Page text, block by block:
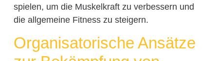
spielen, um die Muskelkraft zu verbessern und
die allgemeine Fitness zu steigern.
Organisatorische Ansätze